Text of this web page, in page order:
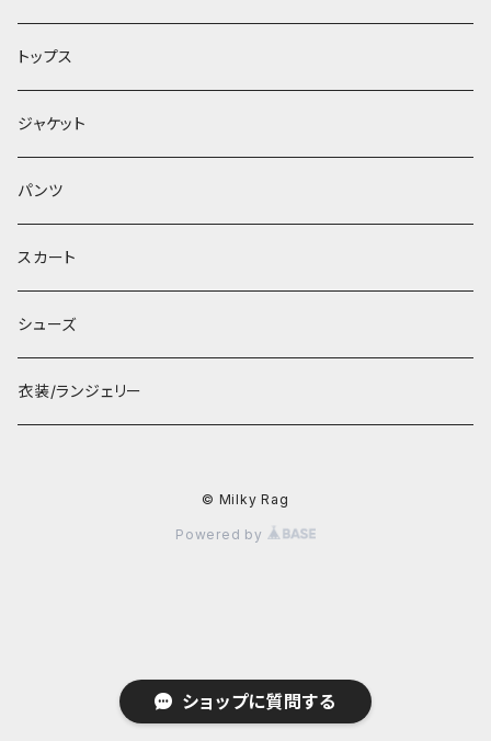
ショップに質問する
トップス
ジャケット
パンツ
スカート
シューズ
衣装/ランジェリー
© Milky Rag
Powered by